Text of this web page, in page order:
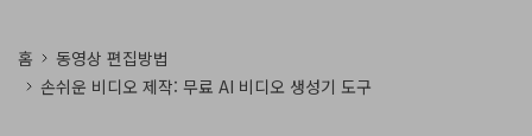
홈
동영상 편집방법
손쉬운 비디오 제작: 무료 AI 비디오 생성기 도구